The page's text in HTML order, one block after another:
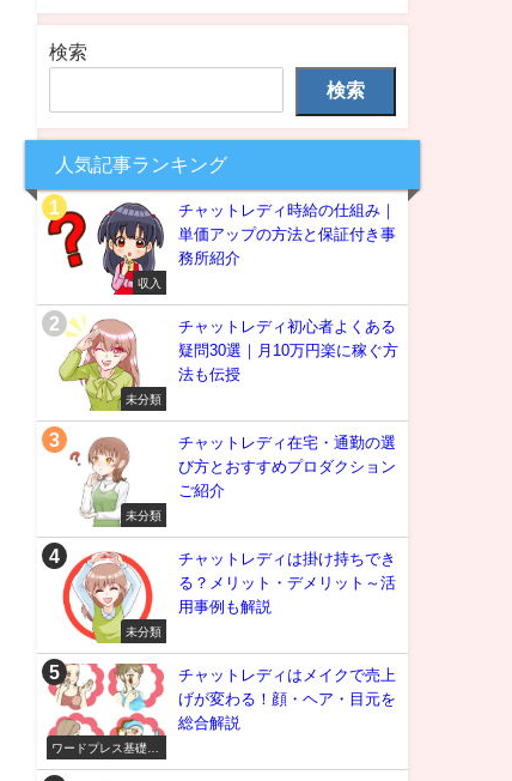
検索
検索
人気記事ランキング
収入
チャットレディ時給の仕組み｜
単価アップの方法と保証付き事
務所紹介
未分類
チャットレディ初心者よくある
疑問30選｜月10万円楽に稼ぐ方
法も伝授
未分類
チャットレディ在宅・通勤の選
び方とおすすめプロダクション
ご紹介
未分類
チャットレディは掛け持ちでき
る？メリット・デメリット～活
用事例も解説
ワードプレス基礎知
チャットレディはメイクで売上
げが変わる！顔・ヘア・目元を
総合解説